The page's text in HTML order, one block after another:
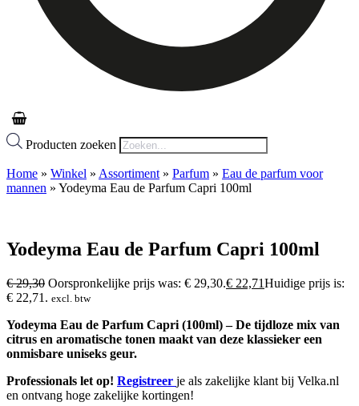
Producten zoeken
Home » Winkel » Assortiment » Parfum » Eau de parfum voor
mannen » Yodeyma Eau de Parfum Capri 100ml
Yodeyma Eau de Parfum Capri 100ml
€29,30 Oorspronkelijke prijs was: € 29,30.€ 22,71Huidige prijs is:
€ 22,71. excl. btw
Yodeyma Eau de Parfum Capri (100ml) – De tijdloze mix van
citrus en aromatische tonen maakt van deze klassieker een
onmisbare uniseks geur.
Professionals let op! Registreer je als zakelijke klant bij Velka.nl
en ontvang hoge zakelijke kortingen!